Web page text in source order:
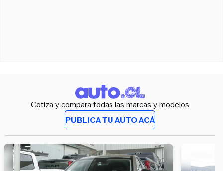
Cotiza y compara todas las marcas y modelos
PUBLICA TU AUTO ACÁ